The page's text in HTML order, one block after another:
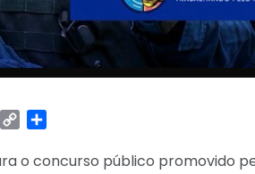
Telegram
Copy
o concurso público promovido